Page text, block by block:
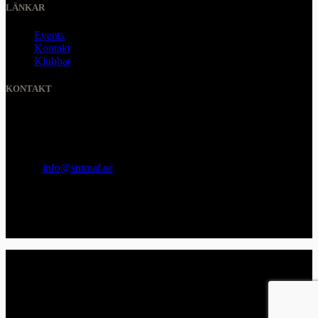
LÄNKAR
Events
Kontakt
Klubbar
KONTAKT
info@smmaf.se